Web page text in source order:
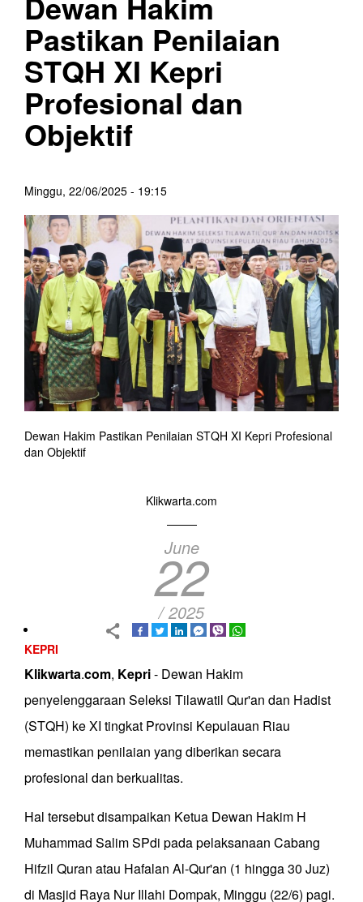
Pastikan Penilaian
STQH XI Kepri
Profesional dan
Objektif
Minggu, 22/06/2025 - 19:15
Dewan Hakim Pastikan Penilaian STQH XI Kepri Profesional
dan Objektif
Klikwarta.com
June
22
/ 2025
KEPRI
Klikwarta.com, Kepri- Dewan Hakim
penyelenggaraan Seleksi Tilawatil Qur'an dan Hadist
(STQH) ke XI tingkat Provinsi Kepulauan Riau
memastikan penilaian yang diberikan secara
profesional dan berkualitas.
Hal tersebut disampaikan Ketua Dewan Hakim H
Muhammad Salim SPdi pada pelaksanaan Cabang
Hifzil Quran atau Hafalan Al-Qur'an (1 hingga 30 Juz)
di Masjid Raya Nur Illahi Dompak, Minggu (22/6) pagi.